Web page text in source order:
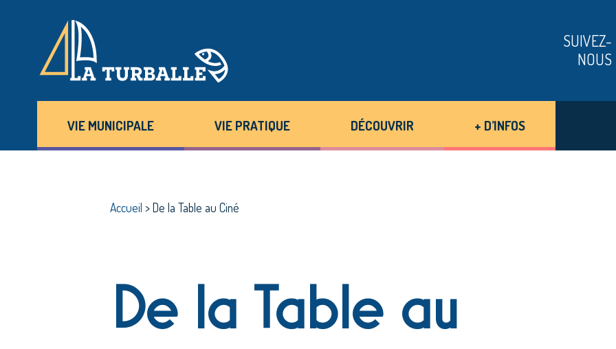
SUIVEZ-
NOUS
VIE MUNICIPALE VIE PRATIQUE DÉCOUVRIR + D’INFOS
Accueil >De la Table au Ciné
De la Table au